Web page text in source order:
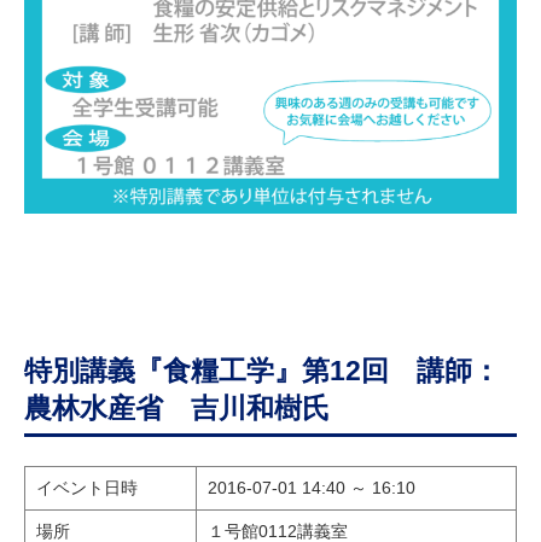
特別講義『食糧工学』第12回 講師：
農林水産省 吉川和樹氏
イベント日時 2016-07-01 14:40 ～ 16:10
場所 １号館0112講義室